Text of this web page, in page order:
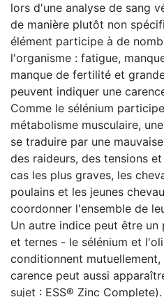
lors d'une analyse de sang
de manière plutôt non
élément participe à de
l'organisme : fatigue,
manque de fertilité et
peuvent indiquer une
Comme le sélénium
métabolisme musculaire,
se traduire par une
des raideurs, des tensions
cas les plus graves, les
poulains et les jeunes
coordonner l'ensemble de
Un autre indice peut être
et ternes - le sélénium et
conditionnent
carence peut aussi
sujet : ESS® Zinc Complete).